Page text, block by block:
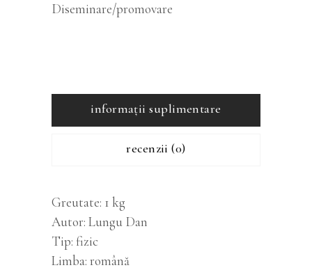
Diseminare/promovare
informații suplimentare
recenzii (0)
Greutate 1 kg
Autor Lungu Dan
Tip fizic
Limba română